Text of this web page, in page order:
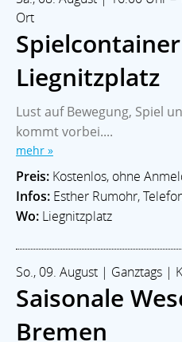
Ort
Spielcontainer
Liegnitzplatz
Lust auf Bewegung, Spiel
kommt vorbei....
mehr »
Preis: Kostenlos, ohne
Infos: Esther Rumohr,
Wo: Liegnitzplatz
So., 09. August | Ganztags |
Saisonale
Bremen